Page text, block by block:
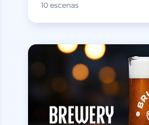
10 escenas